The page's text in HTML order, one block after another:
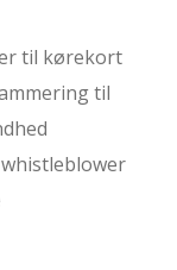
til kørekort
til